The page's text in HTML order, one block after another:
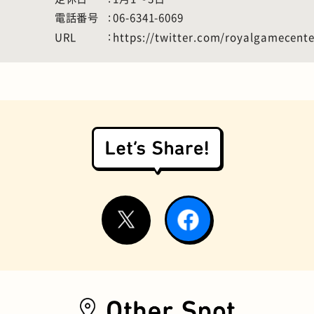
握り寿司
電話番号
06-6341-6069
URL
https://twitter.com/